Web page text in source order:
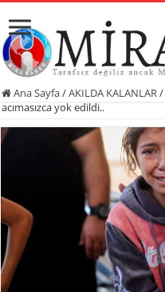
Ana Sayfa/AKILDA KALANLAR /
acımasızca yok edildi..